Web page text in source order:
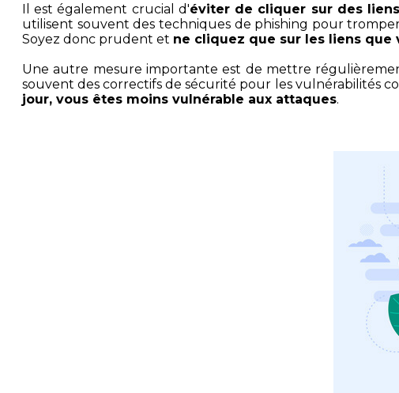
Il est également crucial d'éviter de cliquer sur des
utilisent souvent des techniques de phishing pour
Soyez donc prudent et ne cliquez que sur les liens que
Une autre mesure importante est de mettre
souvent des correctifs de sécurité pour les vulnérabilités
jour, vous êtes moins vulnérable aux attaques.